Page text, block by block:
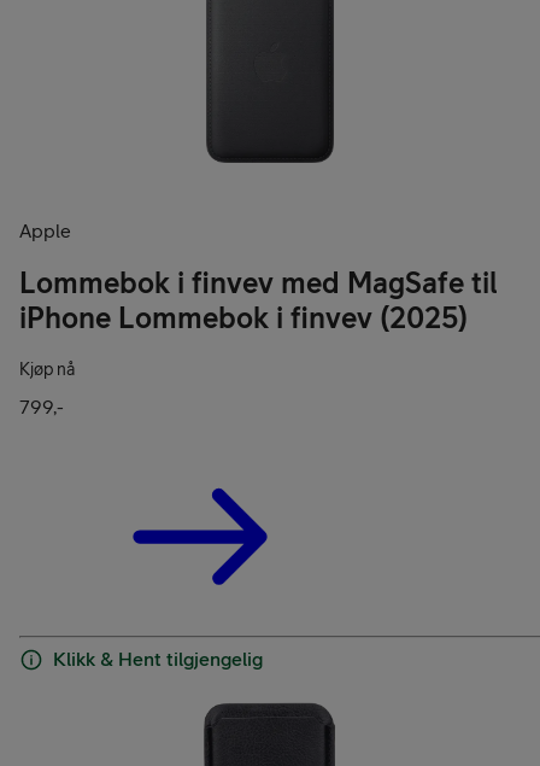
Apple
Lommebok i finvev med MagSafe til
iPhone Lommebok i finvev (2025)
Kjøp nå
799,-
Klikk & Hent tilgjengelig